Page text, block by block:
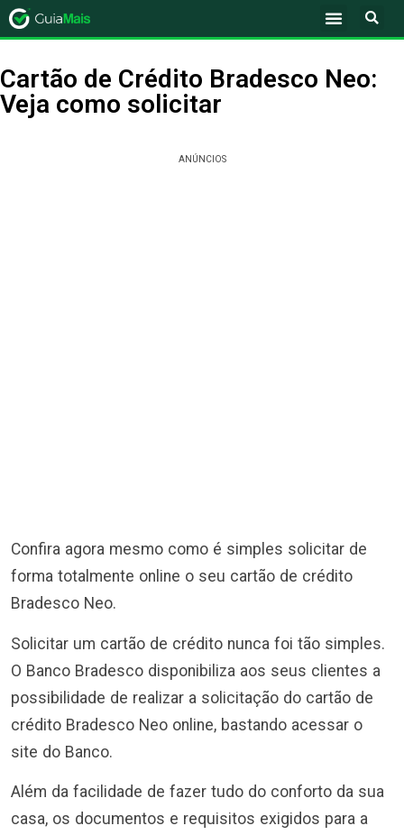
Cartão de Crédito Bradesco Neo:
Veja como solicitar
ANÚNCIOS
Confira agora mesmo como é simples solicitar de
forma totalmente online o seu cartão de crédito
Bradesco Neo.
Solicitar um cartão de crédito nunca foi tão simples.
O Banco Bradesco disponibiliza aos seus clientes a
possibilidade de realizar a solicitação do cartão de
crédito Bradesco Neo online, bastando acessar o
site do Banco.
Além da facilidade de fazer tudo do conforto da sua
casa, os documentos e requisitos exigidos para a